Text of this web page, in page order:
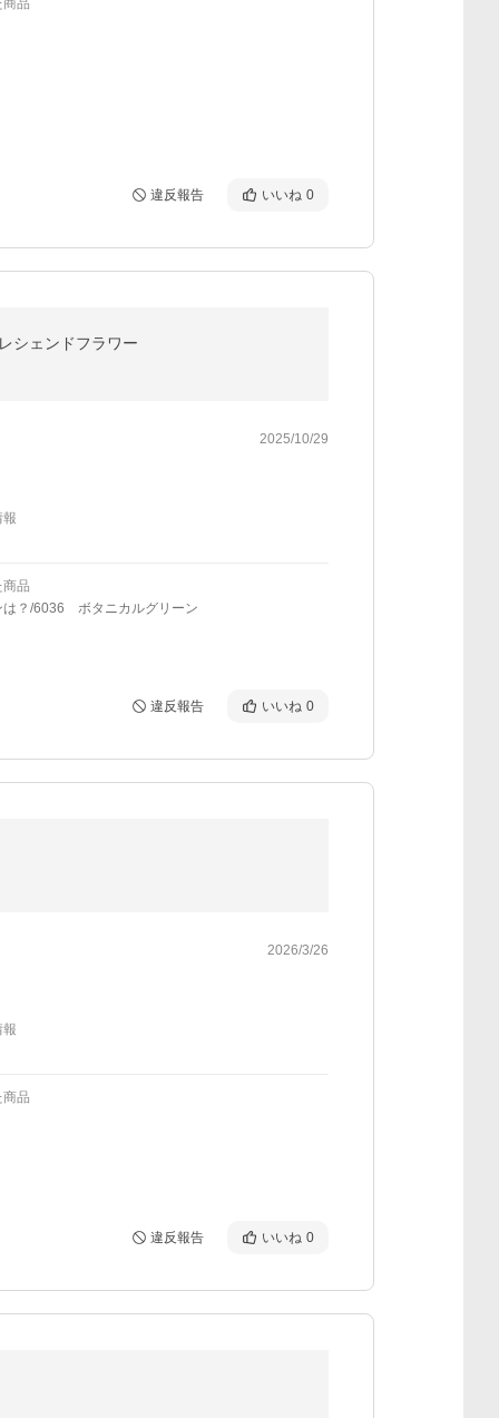
品
違反報告 いいね 0
シェンドフラワー
2025/10/29
報
品
は？/6036 ボタニカルグリーン
違反報告 いいね 0
2026/3/26
報
品
違反報告 いいね 0